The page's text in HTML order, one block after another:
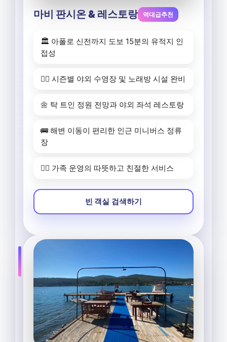
마비 판시온 & 레스토랑 역대급추천
🏛️ 아폴로 신전까지 도보 15분의 유적지 인
접성
🏊‍♂️ 시즌별 야외 수영장 및 노래방 시설 완비
🌼 탁 트인 정원 전망과 야외 좌석 레스토랑
🚌 해변 이동이 편리한 인근 미니버스 정류
장
🙋‍♂️ 가족 운영의 따뜻하고 친절한 서비스
빈 객실 검색하기